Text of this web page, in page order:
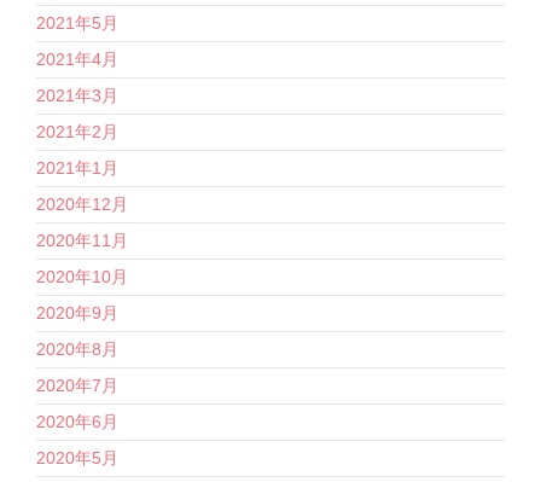
2021年5月
2021年4月
2021年3月
2021年2月
2021年1月
2020年12月
2020年11月
2020年10月
2020年9月
2020年8月
2020年7月
2020年6月
2020年5月